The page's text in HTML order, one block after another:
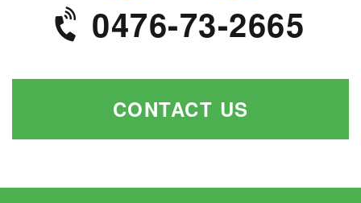
命令等によって要求された場合
人の生命、身体または財産の保護のために必要がある
個人情報の管理
0476-73-2665
CONTACT US